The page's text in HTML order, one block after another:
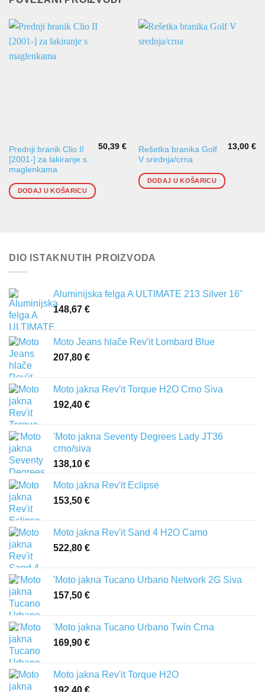
Prednji branik Clio II
[2001-] za lakiranje s
maglenkama
50,39€
DODAJ U KOŠARICU
Rešetka branika Golf
V srednja/crna
13,00€
DODAJ U KOŠARICU
DIO ISTAKNUTIH PROIZVODA
Aluminijska felga A ULTIMATE 213 Silver 16"
148,67 €
Moto Jeans hlače Rev'it Lombard Blue
207,80 €
Moto jakna Rev'it Torque H2O Crno Siva
192,40 €
'Moto jakna Seventy Degrees Lady JT36
crno/siva
138,10 €
Moto jakna Rev'it Eclipse
153,50 €
Moto jakna Rev'it Sand 4 H2O Camo
522,80 €
'Moto jakna Tucano Urbano Network 2G Siva
157,50 €
'Moto jakna Tucano Urbano Twin Crna
169,90 €
Moto jakna Rev'it Torque H2O